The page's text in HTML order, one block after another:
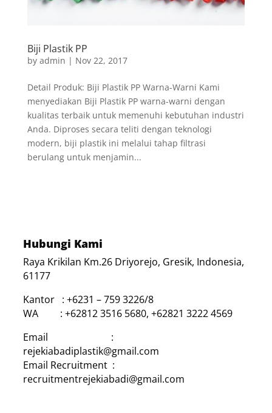
Biji Plastik PP
by admin | Nov 22, 2017
Detail Produk: Biji Plastik PP Warna-Warni Kami
menyediakan Biji Plastik PP warna-warni dengan
kualitas terbaik untuk memenuhi kebutuhan industri
Anda. Diproses secara teliti dengan teknologi
modern, biji plastik ini melalui tahap filtrasi
berulang untuk menjamin...
Hubungi Kami
Raya Krikilan Km.26 Driyorejo, Gresik, Indonesia,
61177
Kantor : +6231 – 759 3226/8
WA : +62812 3516 5680, +62821 3222 4569
Email :
rejekiabadiplastik@gmail.com
Email Recruitment :
recruitmentrejekiabadi@gmail.com